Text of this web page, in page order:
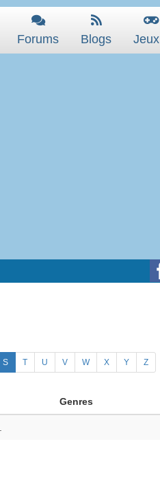
Forums Blogs Jeux
S T U V W X Y Z
Genres